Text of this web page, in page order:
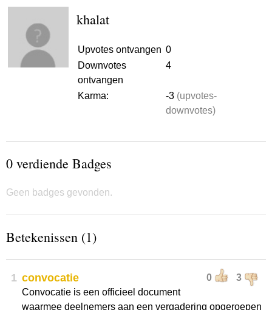
khalat
Upvotes ontvangen 0
Downvotes
ontvangen
4
Karma: -3 (upvotes-
downvotes)
0 verdiende Badges
Geen badges gevonden.
Betekenissen (1)
1 0 3
convocatie
Convocatie is een officieel document
waarmee deelnemers aan een vergadering opgeroepen